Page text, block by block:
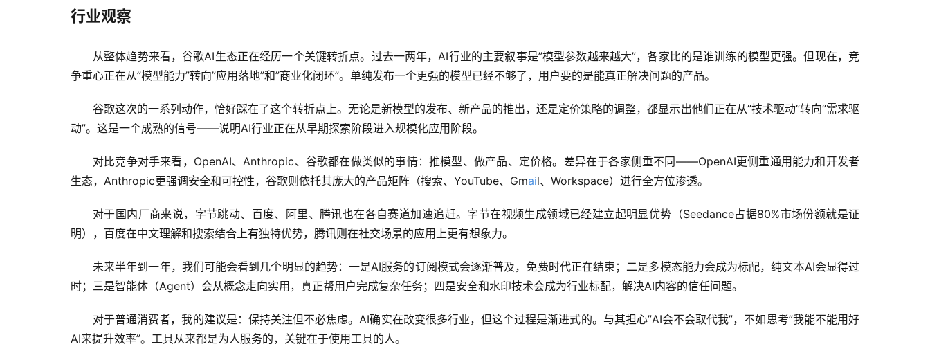
行业观察
从整体趋势来看，谷歌AI生态正在经历一个关键转折点。过去一两年，AI行业的主要叙事是”模型参数越来越大”，各家比的是谁训练的模型更强。但现在，竞
争重心正在从”模型能力”转向”应用落地”和”商业化闭环”。单纯发布一个更强的模型已经不够了，用户要的是能真正解决问题的产品。
谷歌这次的一系列动作，恰好踩在了这个转折点上。无论是新模型的发布、新产品的推出，还是定价策略的调整，都显示出他们正在从”技术驱动”转向”需求驱
动”。这是一个成熟的信号——说明AI行业正在从早期探索阶段进入规模化应用阶段。
对比竞争对手来看，OpenAI、Anthropic、谷歌都在做类似的事情：推模型、做产品、定价格。差异在于各家侧重不同——OpenAI更侧重通用能力和开发者
生态，Anthropic更强调安全和可控性，谷歌则依托其庞大的产品矩阵（搜索、YouTube、Gmail、Workspace）进行全方位渗透。
对于国内厂商来说，字节跳动、百度、阿里、腾讯也在各自赛道加速追赶。字节在视频生成领域已经建立起明显优势（Seedance占据80%市场份额就是证
明），百度在中文理解和搜索结合上有独特优势，腾讯则在社交场景的应用上更有想象力。
未来半年到一年，我们可能会看到几个明显的趋势：一是AI服务的订阅模式会逐渐普及，免费时代正在结束；二是多模态能力会成为标配，纯文本AI会显得过
时；三是智能体（Agent）会从概念走向实用，真正帮用户完成复杂任务；四是安全和水印技术会成为行业标配，解决AI内容的信任问题。
对于普通消费者，我的建议是：保持关注但不必焦虑。AI确实在改变很多行业，但这个过程是渐进式的。与其担心”AI会不会取代我”，不如思考”我能不能用好
AI来提升效率”。工具从来都是为人服务的，关键在于使用工具的人。